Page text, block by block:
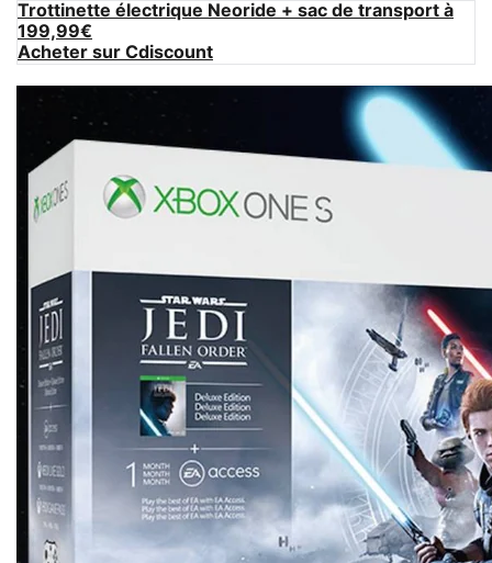
Trottinette électrique Neoride + sac de transport à
199,99€
Acheter sur Cdiscount